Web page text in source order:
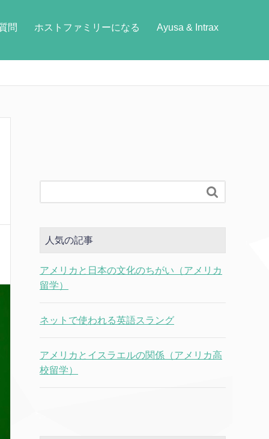
問 ホストファミリーになる Ayusa & Intrax

人気の記事
アメリカと日本の文化のちがい（アメリカ
留学）
ネットで使われる英語スラング
アメリカとイスラエルの関係（アメリカ高
校留学）